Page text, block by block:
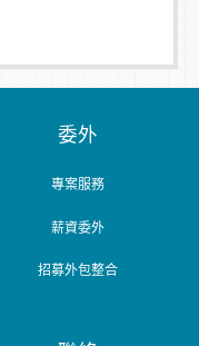
委外
專案服務
薪資委外
招募外包整合